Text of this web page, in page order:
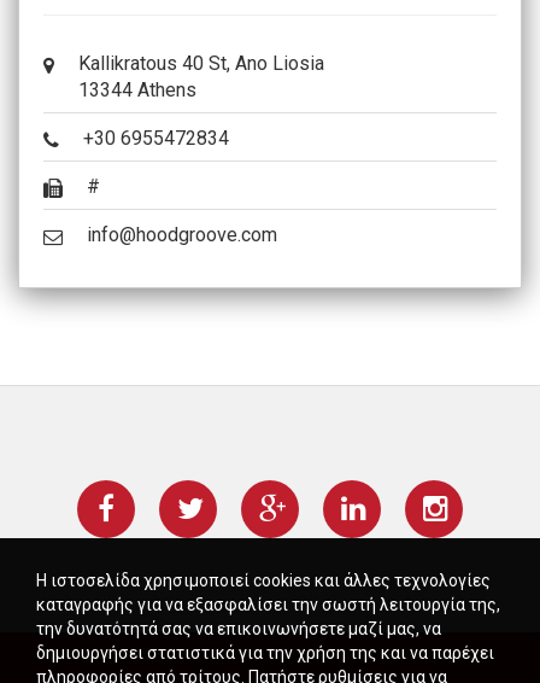
Kallikratous 40 St, Ano Liosia
13344 Athens
+30 6955472834
#
info@hoodgroove.com
Η ιστοσελίδα χρησιμοποιεί cookies και άλλες τεχνολογίες
καταγραφής για να εξασφαλίσει την σωστή λειτουργία της,
την δυνατότητά σας να επικοινωνήσετε μαζί μας, να
δημιουργήσει στατιστικά για την χρήση της και να παρέχει
πληροφορίες από τρίτους. Πατήστε ρυθμίσεις για να